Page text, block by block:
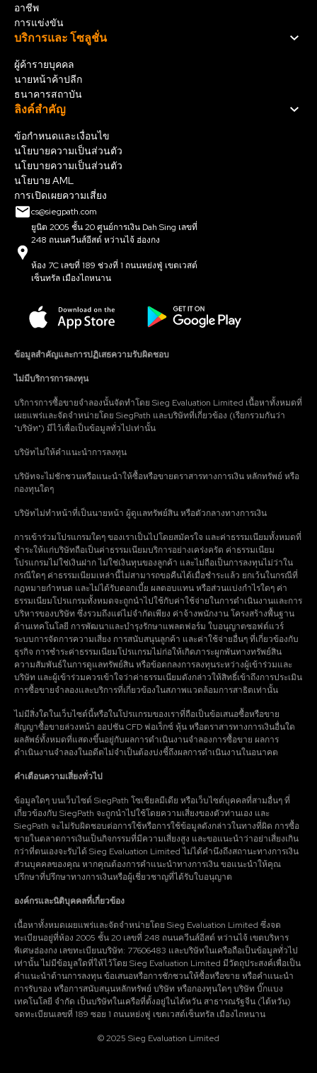
อาชีพ
การแข่งขัน
บริการและ โซลูชั่น
ผู้ค้ารายบุคคล
นายหน้าค้าปลีก
ธนาคารสถาบัน
ลิงค์สําคัญ
ข้อกำหนดและเงื่อนไข
นโยบายความเป็นส่วนตัว
นโยบายความเป็นส่วนตัว
นโยบาย AML
การเปิดเผยความเสี่ยง
cs@siegpath.com
ยูนิต 2005 ชั้น 20 ศูนย์การเงิน Dah Sing เลขที่
248 ถนนควีนส์อีสต์ หว่านไจ้ ฮ่องกง
ห้อง 7C เลขที่ 189 ช่วงที่ 1 ถนนหย่งฟู่ เขตเวสต์
เซ็นทรัล เมืองไถหนาน
ข้อมูลสำคัญและการปฏิเสธความรับผิดชอบ
ไม่มีบริการการลงทุน
บริการการซื้อขายจำลองนั้นจัดทำโดย Sieg Evaluation Limited เนื้อหาทั้งหมดที่
เผยแพร่และจัดจำหน่ายโดย SiegPath และบริษัทที่เกี่ยวข้อง (เรียกรวมกันว่า
"บริษัท") มีไว้เพื่อเป็นข้อมูลทั่วไปเท่านั้น
บริษัทไม่ให้คำแนะนำการลงทุน
บริษัทจะไม่ชักชวนหรือแนะนำให้ซื้อหรือขายตราสารทางการเงิน หลักทรัพย์ หรือ
กองทุนใดๆ
บริษัทไม่ทำหน้าที่เป็นนายหน้า ผู้ดูแลทรัพย์สิน หรือตัวกลางทางการเงิน
การเข้าร่วมโปรแกรมใดๆ ของเราเป็นไปโดยสมัครใจ และค่าธรรมเนียมทั้งหมดที่
ชำระให้แก่บริษัทถือเป็นค่าธรรมเนียมบริการอย่างเคร่งครัด ค่าธรรมเนียม
โปรแกรมไม่ใช่เงินฝาก ไม่ใช่เงินทุนของลูกค้า และไม่ถือเป็นการลงทุนไม่ว่าใน
กรณีใดๆ ค่าธรรมเนียมเหล่านี้ไม่สามารถขอคืนได้เมื่อชำระแล้ว ยกเว้นในกรณีที่
กฎหมายกำหนด และไม่ได้รับดอกเบี้ย ผลตอบแทน หรือส่วนแบ่งกำไรใดๆ ค่า
ธรรมเนียมโปรแกรมทั้งหมดจะถูกนำไปใช้กับค่าใช้จ่ายในการดำเนินงานและการ
บริหารของบริษัท ซึ่งรวมถึงแต่ไม่จำกัดเพียง ค่าจ้างพนักงาน โครงสร้างพื้นฐาน
ด้านเทคโนโลยี การพัฒนาและบำรุงรักษาแพลตฟอร์ม ใบอนุญาตซอฟต์แวร์
ระบบการจัดการความเสี่ยง การสนับสนุนลูกค้า และค่าใช้จ่ายอื่นๆ ที่เกี่ยวข้องกับ
ธุรกิจ การชำระค่าธรรมเนียมโปรแกรมไม่ก่อให้เกิดภาระผูกพันทางทรัพย์สิน
ความสัมพันธ์ในการดูแลทรัพย์สิน หรือข้อตกลงการลงทุนระหว่างผู้เข้าร่วมและ
บริษัท และผู้เข้าร่วมควรเข้าใจว่าค่าธรรมเนียมดังกล่าวให้สิทธิ์เข้าถึงการประเมิน
การซื้อขายจำลองและบริการที่เกี่ยวข้องในสภาพแวดล้อมการสาธิตเท่านั้น
ไม่มีสิ่งใดในเว็บไซต์นี้หรือในโปรแกรมของเราที่ถือเป็นข้อเสนอซื้อหรือขาย
สัญญาซื้อขายล่วงหน้า ออปชัน CFD ฟอเร็กซ์ หุ้น หรือตราสารทางการเงินอื่นใด
ผลลัพธ์ทั้งหมดที่แสดงขึ้นอยู่กับผลการดำเนินงานจำลองการซื้อขาย ผลการ
ดำเนินงานจำลองในอดีตไม่จำเป็นต้องบ่งชี้ถึงผลการดำเนินงานในอนาคต
คำเตือนความเสี่ยงทั่วไป
ข้อมูลใดๆ บนเว็บไซต์ SiegPath โซเชียลมีเดีย หรือเว็บไซต์บุคคลที่สามอื่นๆ ที่
เกี่ยวข้องกับ SiegPath จะถูกนำไปใช้โดยความเสี่ยงของตัวท่านเอง และ
SiegPath จะไม่รับผิดชอบต่อการใช้หรือการใช้ข้อมูลดังกล่าวในทางที่ผิด การซื้อ
ขายในตลาดการเงินเป็นกิจกรรมที่มีความเสี่ยงสูง และขอแนะนำว่าอย่าเสี่ยงเกิน
กว่าที่ตนเองจะรับได้ Sieg Evaluation Limited ไม่ได้คำนึงถึงสถานะทางการเงิน
ส่วนบุคคลของคุณ หากคุณต้องการคำแนะนำทางการเงิน ขอแนะนำให้คุณ
ปรึกษาที่ปรึกษาทางการเงินหรือผู้เชี่ยวชาญที่ได้รับใบอนุญาต
องค์กรและนิติบุคคลที่เกี่ยวข้อง
เนื้อหาทั้งหมดเผยแพร่และจัดจำหน่ายโดย Sieg Evaluation Limited ซึ่งจด
ทะเบียนอยู่ที่ห้อง 2005 ชั้น 20 เลขที่ 248 ถนนควีนส์อีสต์ หว่านไจ้ เขตบริหาร
พิเศษฮ่องกง เลขทะเบียนบริษัท: 77606483 และบริษัทในเครือถือเป็นข้อมูลทั่วไป
เท่านั้น ไม่มีข้อมูลใดที่ให้ไว้โดย Sieg Evaluation Limited มีวัตถุประสงค์เพื่อเป็น
คำแนะนำด้านการลงทุน ข้อเสนอหรือการชักชวนให้ซื้อหรือขาย หรือคำแนะนำ
การรับรอง หรือการสนับสนุนหลักทรัพย์ บริษัท หรือกองทุนใดๆ บริษัท บิ๊กแบง
เทคโนโลยี จำกัด เป็นบริษัทในเครือที่ตั้งอยู่ในไต้หวัน สาธารณรัฐจีน (ไต้หวัน)
จดทะเบียนเลขที่ 189 ซอย 1 ถนนหย่งฟู เขตเวสต์เซ็นทรัล เมืองไถหนาน
© 2025 Sieg Evaluation Limited